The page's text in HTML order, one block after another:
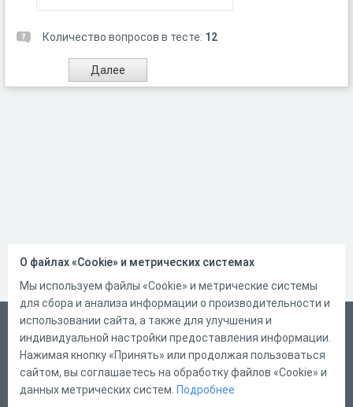
Количество вопросов в тесте: 12
Русский
Справка
Форма обратной связи
О файлах «Cookie» и метрических системах
Мы используем файлы «Cookie» и метрические системы
для сбора и анализа информации о производительности и
использовании сайта, а также для улучшения и
индивидуальной настройки предоставления информации.
Нажимая кнопку «Принять» или продолжая пользоваться
сайтом, вы соглашаетесь на обработку файлов «Cookie» и
данных метрических систем. Подробнее